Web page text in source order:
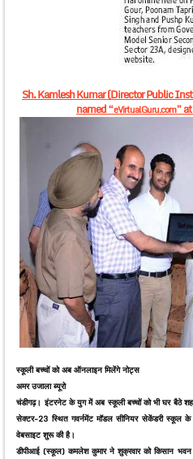
Sh. Kamlesh Kumar (Director Public
named “eVirtualGuru.com”
स्कूली बच्चों को अब ऑनलाइन मिलेंगे नोट्स
अमर उजाला ब्यूरो
चंडीगढ़। इंटरनेट के युग में अब स्कूली बच्चों को भी घर बैठे
सेक्टर-23 स्थित गवर्नमेंट मॉडल सीनियर सेकेंडरी स्कूल
वेबसाइट शुरू की है।
डीपीआई (स्कूल) कमलेश कुमार ने शुक्रवार को किसान